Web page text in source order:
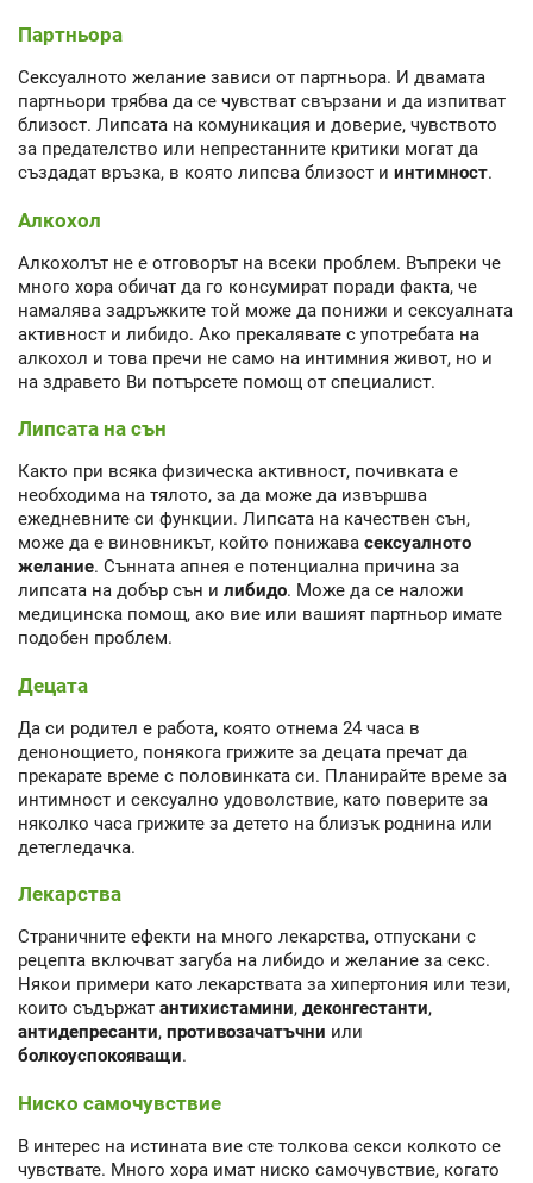
Партньора
Сексуалното желание зависи от партньора. И двамата
партньори трябва да се чувстват свързани и да изпитват
близост. Липсата на комуникация и доверие, чувството
за предателство или непрестанните критики могат да
създадат връзка, в която липсва близост и интимност.
Алкохол
Алкохолът не е отговорът на всеки проблем. Въпреки че
много хора обичат да го консумират поради факта, че
намалява задръжките той може да понижи и сексуалната
активност и либидо. Ако прекалявате с употребата на
алкохол и това пречи не само на интимния живот, но и
на здравето Ви потърсете помощ от специалист.
Липсата на сън
Както при всяка физическа активност, почивката е
необходима на тялото, за да може да извършва
ежедневните си функции. Липсата на качествен сън,
може да е виновникът, който понижава сексуалното
желание. Сънната апнея е потенциална причина за
липсата на добър сън и либидо. Може да се наложи
медицинска помощ, ако вие или вашият партньор имате
подобен проблем.
Децата
Да си родител е работа, която отнема 24 часа в
денонощието, понякога грижите за децата пречат да
прекарате време с половинката си. Планирайте време за
интимност и сексуално удоволствие, като поверите за
няколко часа грижите за детето на близък роднина или
детегледачка.
Лекарства
Страничните ефекти на много лекарства, отпускани с
рецепта включват загуба на либидо и желание за секс.
Някои примери като лекарствата за хипертония или тези,
които съдържат антихистамини, деконгестанти,
антидепресанти, противозачатъчни или
болкоуспокояващи.
Ниско самочувствие
В интерес на истината вие сте толкова секси колкото се
чувствате. Много хора имат ниско самочувствие, когато